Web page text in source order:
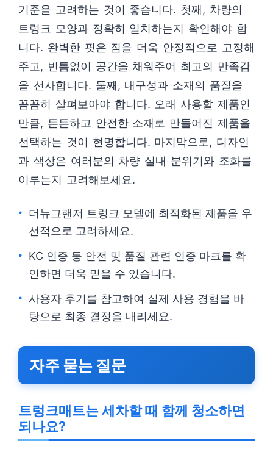
기준을 고려하는 것이 좋습니다. 첫째, 차량의
트렁크 모양과 정확히 일치하는지 확인해야 합
니다. 완벽한 핏은 짐을 더욱 안정적으로 고정해
주고, 빈틈없이 공간을 채워주어 최고의 만족감
을 선사합니다. 둘째, 내구성과 소재의 품질을
꼼꼼히 살펴보아야 합니다. 오래 사용할 제품인
만큼, 튼튼하고 안전한 소재로 만들어진 제품을
선택하는 것이 현명합니다. 마지막으로, 디자인
과 색상은 여러분의 차량 실내 분위기와 조화를
이루는지 고려해보세요.
더뉴그랜저 트렁크 모델에 최적화된 제품을 우
선적으로 고려하세요.
KC 인증 등 안전 및 품질 관련 인증 마크를 확
인하면 더욱 믿을 수 있습니다.
사용자 후기를 참고하여 실제 사용 경험을 바
탕으로 최종 결정을 내리세요.
자주 묻는 질문
트렁크매트는 세차할 때 함께 청소하면
되나요?